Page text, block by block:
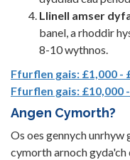
Llinell amser
banel, a rhoddir
8-10 wythnos.
Ffurflen gais: £1,000 -
Ffurflen gais: £10,000
Angen Cymorth?
Os oes gennych unrhyw
cymorth arnoch gyda'ch